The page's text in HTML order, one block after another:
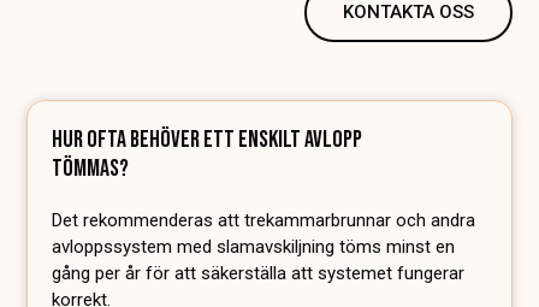
KONTAKTA OSS
HUR OFTA BEHÖVER ETT ENSKILT AVLOPP
TÖMMAS?
Det rekommenderas att trekammarbrunnar och andra
avloppssystem med slamavskiljning töms minst en
gång per år för att säkerställa att systemet fungerar
korrekt.